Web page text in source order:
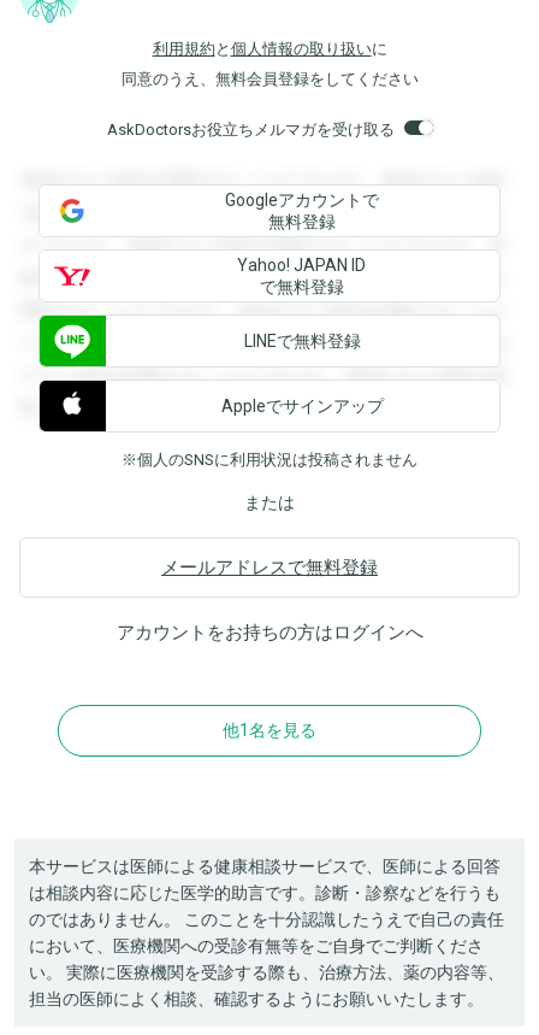
利用規約 と 個人情報の取り扱いに
同意のうえ、無料会員登録をしてください
AskDoctorsお役立ちメルマガを受け取る
登録すると回答を閲覧することができます。登録すると回答
を閲覧することができます。登録すると回答を閲覧すること
ができます。登録すると回答を閲覧することができます。登
録すると回答を閲覧することができます。登録すると回答を
閲覧することができます。登録すると回答を閲覧することが
できます。登録すると回答を閲覧することができます。登録
すると回答を閲覧することができます。登録すると回答を閲
覧することができます。
Googleアカウントで
無料登録
Yahoo! JAPAN ID
で無料登録
LINEで無料登録
Appleでサインアップ
※個人のSNSに利用状況は投稿されません
または
メールアドレスで無料登録
アカウントをお持ちの方はログインへ
他1名を見る
本サービスは医師による健康相談サービスで、医師による回答
は相談内容に応じた医学的助言です。診断・診察などを行うも
のではありません。 このことを十分認識したうえで自己の責任
において、医療機関への受診有無等をご自身でご判断くださ
い。 実際に医療機関を受診する際も、治療方法、薬の内容等、
担当の医師によく相談、確認するようにお願いいたします。